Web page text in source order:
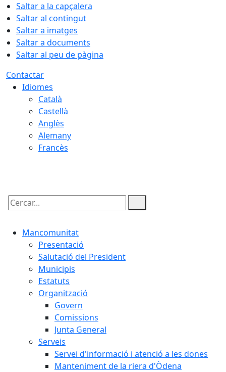
Saltar a la capçalera
Saltar al contingut
Saltar a imatges
Saltar a documents
Saltar al peu de pàgina
Contactar
Idiomes
Català
Castellà
Anglès
Alemany
Francès
Cercar:
Mancomunitat
Presentació
Salutació del President
Municipis
Estatuts
Organització
Govern
Comissions
Junta General
Serveis
Servei d'informació i atenció a les dones
Manteniment de la riera d'Òdena